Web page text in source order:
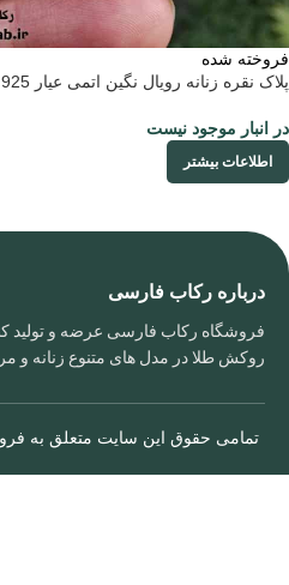
فروخته شده
پلاک نقره زنانه رویال نگین اتمی عیار 925
در انبار موجود نیست
اطلاعات بیشتر
درباره رکاب فارسی
فروشگاه رکاب فارسی عرضه و تولید
روکش طلا در مدل های متنوع زنانه و
تمامی حقوق این سایت متعلق به